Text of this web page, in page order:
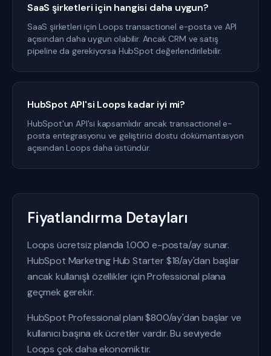
SaaS şirketleri için hangisi daha uygun?
SaaS şirketleri için Loops transactionel e-posta ve API
açısından daha uygun olabilir. Ancak CRM ve satış
pipeline da gerekiyorsa HubSpot değerlendirilebilir.
HubSpot API'si Loops kadar iyi mi?
HubSpot'un API'si kapsamlıdır ancak transactionel e-
posta entegrasyonu ve geliştirici dostu dokümantasyon
açısından Loops daha üstündür.
Fiyatlandırma Detayları
Loops ücretsiz planda 1.000 e-posta/ay sunar.
HubSpot Marketing Hub Starter $18/ay'dan başlar
ancak kullanışlı özellikler için Professional plana
geçmek gerekir.
HubSpot Professional planı $800/ay'dan başlar ve
kullanıcı başına ek ücretler vardır. Bu seviyede
Loops çok daha ekonomiktir.